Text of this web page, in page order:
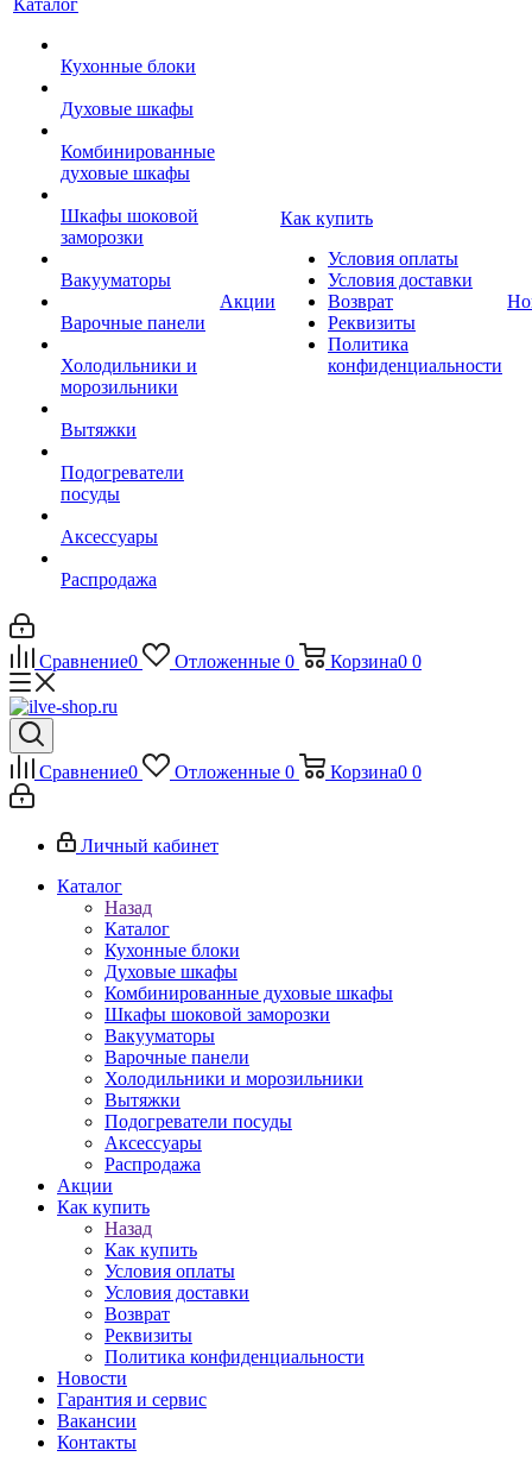
Каталог
Кухонные блоки
Духовые шкафы
Комбинированные
духовые шкафы
Шкафы шоковой
заморозки
Вакууматоры
Варочные панели
Холодильники и
морозильники
Вытяжки
Подогреватели
посуды
Аксессуары
Распродажа
Акции
Как купить
Условия оплаты
Условия доставки
Возврат
Реквизиты
Политика
конфиденциальности
Сравнение0 Отложенные 0 Корзина0 0
Сравнение0 Отложенные 0 Корзина0 0
Личный кабинет
Каталог
Назад
Каталог
Кухонные блоки
Духовые шкафы
Комбинированные духовые шкафы
Шкафы шоковой заморозки
Вакууматоры
Варочные панели
Холодильники и морозильники
Вытяжки
Подогреватели посуды
Аксессуары
Распродажа
Акции
Как купить
Назад
Как купить
Условия оплаты
Условия доставки
Возврат
Реквизиты
Политика конфиденциальности
Новости
Гарантия и сервис
Вакансии
Контакты